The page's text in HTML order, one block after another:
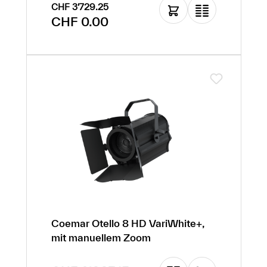
CHF 3’729.25
Regulärer Preis:
CHF 0.00
Coemar Otello 8 HD VariWhite+,
mit manuellem Zoom